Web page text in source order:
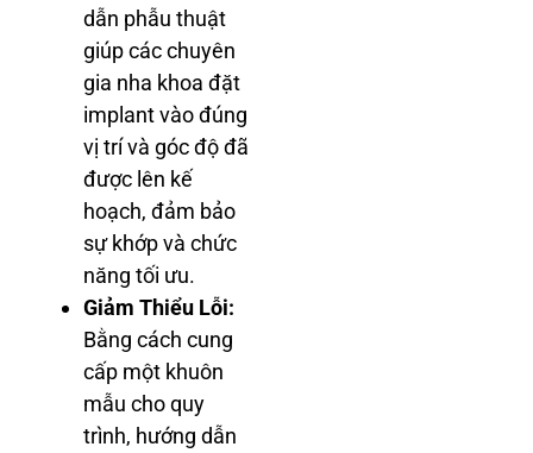
dẫn phẫu thuật
giúp các chuyên
gia nha khoa đặt
implant vào đúng
vị trí và góc độ đã
được lên kế
hoạch, đảm bảo
sự khớp và chức
năng tối ưu.
Giảm Thiểu Lỗi:
Bằng cách cung
cấp một khuôn
mẫu cho quy
trình, hướng dẫn